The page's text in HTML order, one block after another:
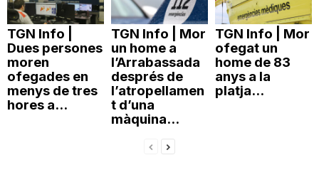
TGN Info |
Dues persones
moren
ofegades en
menys de tres
hores a...
TGN Info | Mor
un home a
l’Arrabassada
després de
l’atropellamen
t d’una
màquina...
TGN Info | Mor
ofegat un
home de 83
anys a la
platja...